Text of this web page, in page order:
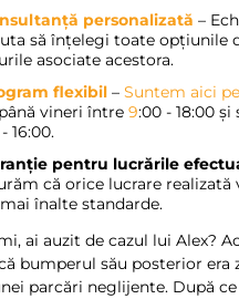
personalizată –
să înțelegi toate opțiunile
asociate acestora.
flexibil – Suntem aici
vineri între 9:00 - 18:00
16:00.
pentru lucrările
că orice lucrare realizată
înalte standarde.
ai auzit de cazul lui Alex?
bumperul său posterior era
parcări neglijente. După